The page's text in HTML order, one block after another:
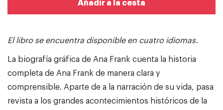
Añadir a la cesta
El libro se encuentra disponible en cuatro idiomas.
La biografía gráfica de Ana Frank cuenta la historia
completa de Ana Frank de manera clara y
comprensible. Aparte de a la narración de su vida, pasa
revista a los grandes acontecimientos históricos de la